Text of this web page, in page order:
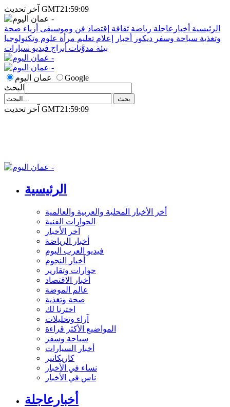
آخر تحديث GMT21:59:09
الرئيسية أخبارعاجلة رياضة ثقافة إقتصاد فن وموسيقى أزياء صحة
وتغذية سياحة وسفر ديكور أخبار إعلام تعليم مرأة علوم وتكنولوجيا
بيئة مدوَّنات أبراج فيديو سيارات
عمان اليوم
Google
البحث
آخر تحديث GMT21:59:09
الرئيسية
أخر الأخبار المحلية والعربية والعالمية
الحوارات الفنية
آخر الأخبار
أخبار الرياضة
فيديو العرب اليوم
أخبار النجوم
حوارات وتقارير
أخبار الاقتصاد
عالم الموضة
صحة وتغذية
اخترنا لك
آراء وتحليلات
المواضيع الأكثر قراءة
سياحة وسفر
أخبار السيارات
كاريكاتير
نساء في الأخبار
ناس في الأخبار
أخبارعاجلة